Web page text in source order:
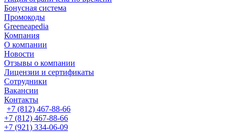
Бонусная система
Промокоды
Greeneapedia
Компания
О компании
Новости
Отзывы о компании
Лицензии и сертификаты
Сотрудники
Вакансии
Контакты
+7 (812) 467-88-66
+7 (812) 467-88-66
+7 (921) 334-06-09